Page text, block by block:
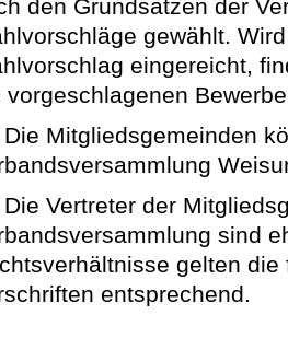
den Grundsätzen der
gewählt.
eingereicht,
vorgeschlagenen
Die Mitgliedsgemeinden
Die Vertreter der
sind
gelten
entsprechend.